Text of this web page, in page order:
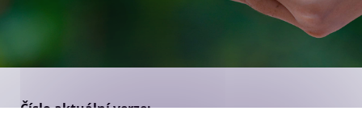
Číslo aktuální verze: